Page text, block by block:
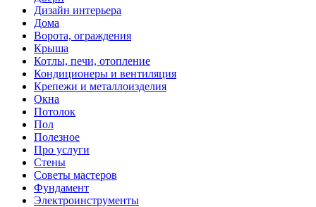
Дизайн интерьера
Дома
Ворота, ограждения
Крыша
Котлы, печи, отопление
Кондиционеры и вентиляция
Крепежи и металлоизделия
Окна
Потолок
Пол
Полезное
Про услуги
Стены
Советы мастеров
Фундамент
Электроинструменты